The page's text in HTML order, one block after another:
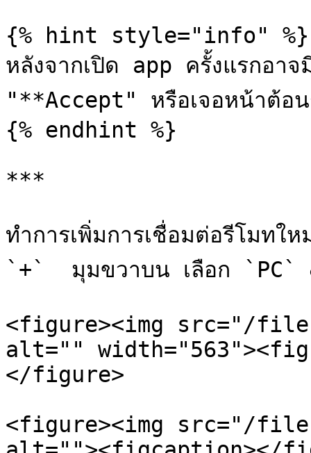
{% hint style="info" %}
หลังจากเปิด app ครั้งแรกอาจ
"**Accept" หรือเจอหน้าต้อ
{% endhint %}
***
ทำการเพิ่มการเชื่อมต่อรีโมท
`+`  มุมขวาบน เลือก `PC`
<figure><img src="/files/
alt=""
</figure>
<figure><img src="/files/